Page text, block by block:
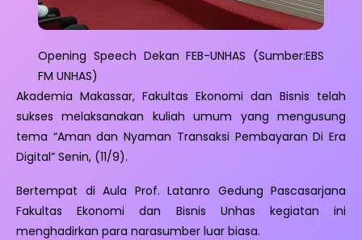
Opening Speech Dekan FEB-UNHAS (Sumber:EBS
FM UNHAS)
Akademia Makassar, Fakultas Ekonomi dan Bisnis telah
sukses melaksanakan kuliah umum yang mengusung
tema “Aman dan Nyaman Transaksi Pembayaran Di Era
Digital” Senin, (11/9).
Bertempat di Aula Prof. Latanro Gedung Pascasarjana
Fakultas Ekonomi dan Bisnis Unhas kegiatan ini
menghadirkan para narasumber luar biasa.